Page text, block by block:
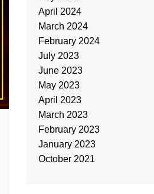
April 2024
March 2024
February 2024
July 2023
June 2023
May 2023
April 2023
March 2023
February 2023
January 2023
October 2021